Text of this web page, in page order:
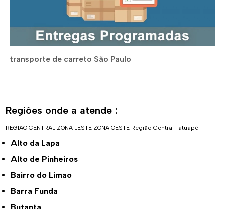
transporte de carreto São Paulo
Regiões onde a atende :
REGIÃO CENTRAL ZONA LESTE ZONA OESTE Região Central Tatuapé
Alto da Lapa
Alto de Pinheiros
Bairro do Limão
Barra Funda